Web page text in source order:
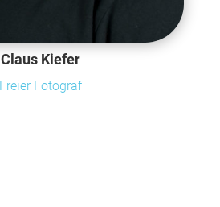
Claus Kiefer
Freier Fotograf